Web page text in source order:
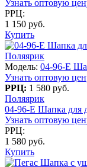
Узнать оптовую
РРЦ:
1 150 руб.
Купить
Поляярик
Модель: 04-96-E
Узнать оптовую
РРЦ: 1 580 руб.
Поляярик
04-96-E Шапка для
Узнать оптовую
РРЦ:
1 580 руб.
Купить